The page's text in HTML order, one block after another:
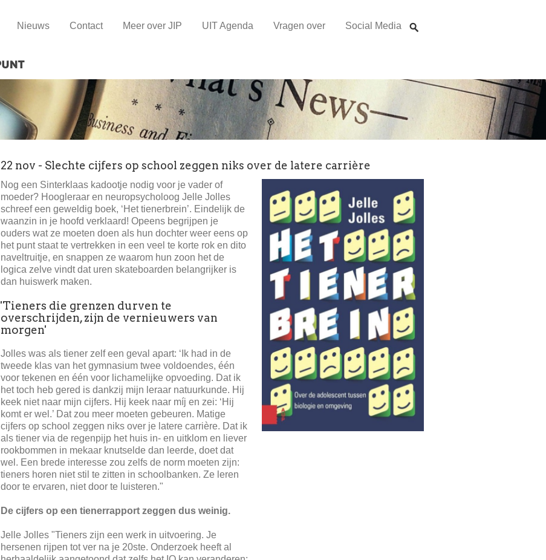
Nieuws Contact Meer over JIP UIT Agenda Vragen over Social Media
22 nov - Slechte cijfers op school zeggen niks over de latere carrière
Nog een Sinterklaas kadootje nodig voor je vader of
moeder? Hoogleraar en neuropsycholoog Jelle Jolles
schreef een geweldig boek, ‘Het tienerbrein’. Eindelijk de
waanzin in je hoofd verklaard! Opeens begrijpen je
ouders wat ze moeten doen als hun dochter weer eens op
het punt staat te vertrekken in een veel te korte rok en dito
naveltruitje, en snappen ze waarom hun zoon het de
logica zelve vindt dat uren skateboarden belangrijker is
dan huiswerk maken.
'Tieners die grenzen durven te
overschrijden, zijn de vernieuwers van
morgen'
Jolles was als tiener zelf een geval apart: ‘Ik had in de
tweede klas van het gymnasium twee voldoendes, één
voor tekenen en één voor lichamelijke opvoeding. Dat ik
het toch heb gered is dankzij mijn leraar natuurkunde. Hij
keek niet naar mijn cijfers. Hij keek naar míj en zei: ‘Hij
komt er wel.’ Dat zou meer moeten gebeuren. Matige
cijfers op school zeggen niks over je latere carrière. Dat ik
als tiener via de regenpijp het huis in- en uitklom en liever
rookbommen in mekaar knutselde dan leerde, doet dat
wel. Een brede interesse zou zelfs de norm moeten zijn:
tieners horen niet stil te zitten in schoolbanken. Ze leren
door te ervaren, niet door te luisteren."
De cijfers op een tienerrapport zeggen dus weinig.
Jelle Jolles "Tieners zijn een werk in uitvoering. Je
hersenen rijpen tot ver na je 20ste. Onderzoek heeft al